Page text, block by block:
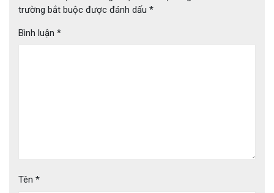
trường bắt buộc được đánh dấu *
Bình luận *
Tên *